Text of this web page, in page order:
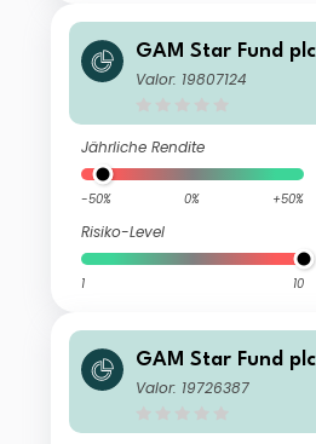
GAM Star Fund
al Cautious Selling
Valor: 19807124
Jährliche Rendite
-50% 0% +50%
Risiko-Level
1 10
GAM Star Fund
al Cautious
Valor: 19726387